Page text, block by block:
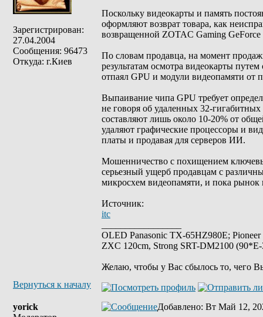
Зарегистрирован:
27.04.2004
Сообщения: 96473
Откуда: г.Киев
Поскольку видеокарты и память
оформляют возврат товара, как
возвращенной ZOTAC Gaming
По словам продавца, на момент
результатам осмотра видеокарты
отпаял GPU и модули видеопамяти от
Выпаивание чипа GPU требует
не говоря об удаленных 32-
составляют лишь около 10-20% от
удаляют графические процессоры и
платы и продавая для серверов ИИ.
Мошенничество с похищением
серьезный ущерб продавцам с
микросхем видеопамяти, и пока рынок
Источник:
itc
OLED Panasonic TX-65HZ980E;
ZXC 120cm, Strong SRT-DM2100
Желаю, чтобы у Вас сбылось то, чего
Вернуться к началу
yorick
Добавлено: Вт Май 12,